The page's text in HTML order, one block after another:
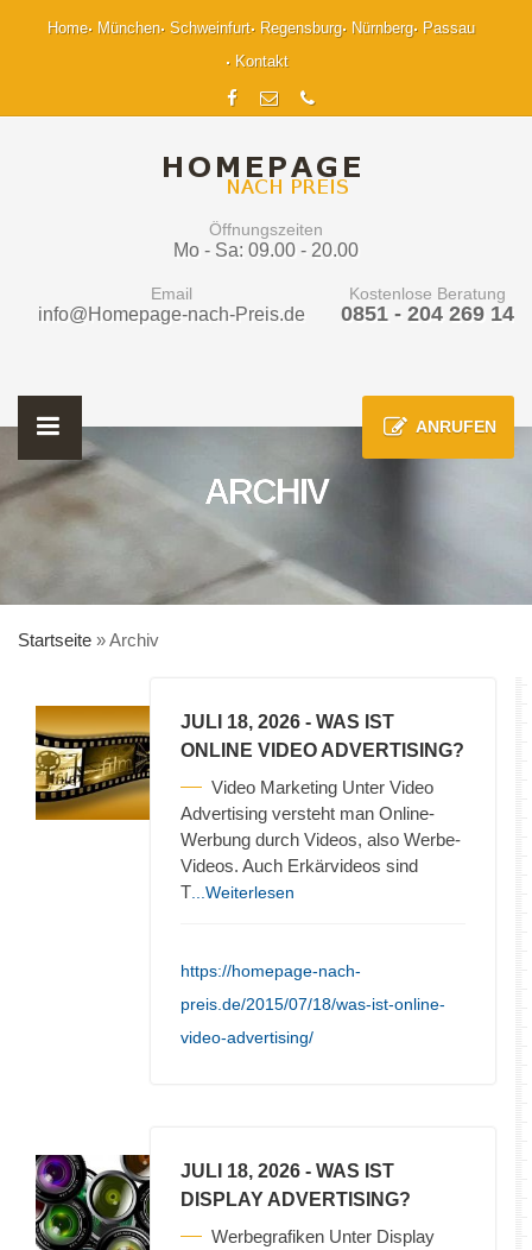
Home München Schweinfurt Regensburg Nürnberg
Passau
Kontakt
Öffnungszeiten
Mo - Sa: 09.00 - 20.00
Email
info@Homepage-nach-Preis.de
Kostenlose Beratung
0851 - 204 269 14
ANRUFEN
ARCHIV
Startseite »Archiv
JULI 18, 2026 - WAS IST
ONLINE VIDEO ADVERTISING?
Video Marketing Unter Video
Advertising versteht man Online-
Werbung durch Videos, also Werbe-
Videos. Auch Erkärvideos sind
T ...Weiterlesen
https://homepage-nach-
preis.de/2015/07/18/was-ist-online-
video-advertising/
JULI 18, 2026 - WAS IST
DISPLAY ADVERTISING?
Werbegrafiken Unter Display